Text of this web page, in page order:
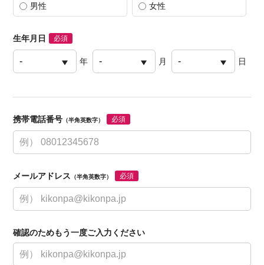
男性 女性
生年月日 必須
年 月 日
携帯電話番号 （半角英数字） 必須
メールアドレス （半角英数字） 必須
確認のためもう一度ご入力ください